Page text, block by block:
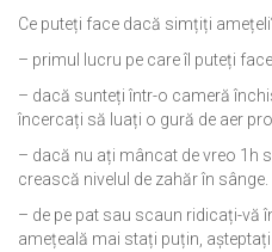
Ce puteți face dacă simțiți
– primul lucru pe care îl puteți
– dacă sunteți într-o cameră
încercați să luați o gură de aer
– dacă nu ați mâncat de vreo 1h
crească nivelul de zahăr în sânge.
– de pe pat sau scaun ridicați-vă
amețeală mai stați puțin,